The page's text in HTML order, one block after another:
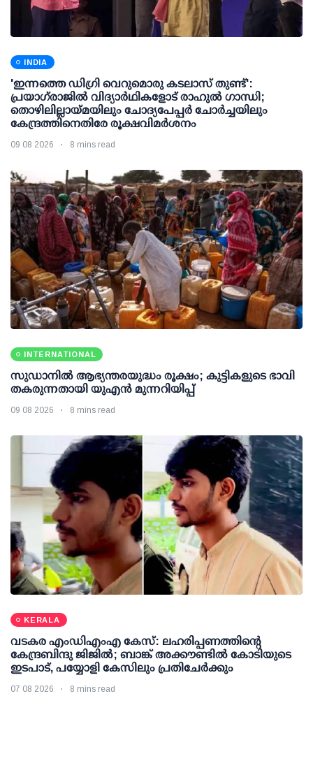
INDIA
'ഇന്നത്തെ ഡിഗ്രി വെറുമൊരു കടലാസ് തുണ്ട്':
പ്രയാഗ്‌രാജില്‍ വിദ്യാര്‍ഥികളോട് രാഹുല്‍ ഗാന്ധി;
തൊഴിലില്ലായ്മയിലും ചോദ്യപേപ്പര്‍ ചോര്‍ച്ചയിലും
കേന്ദ്രത്തിനെതിരേ രൂക്ഷവിമര്‍ശനം
09 08 2026 8 mins read
INTERNATIONAL
സുഡാനിൽ ആഭ്യന്തരയുദ്ധം രൂക്ഷം; കുട്ടികളുടെ ഭാവി
തകരുന്നതായി യുഎൻ മുന്നറിയിപ്പ്
09 08 2026 8 mins read
KERALA
വടകര എംഡിഎംഎ കേസ്: ലഹരിപ്പണത്തിന്റെ
കേന്ദ്രബിന്ദു ജിജില്‍; ബാങ്ക് അക്കൗണ്ടില്‍ കോടിയുടെ
ഇടപാട്, പയ്യോളി കേസിലും പ്രതിചേര്‍ക്കും
07 08 2026 8 mins read